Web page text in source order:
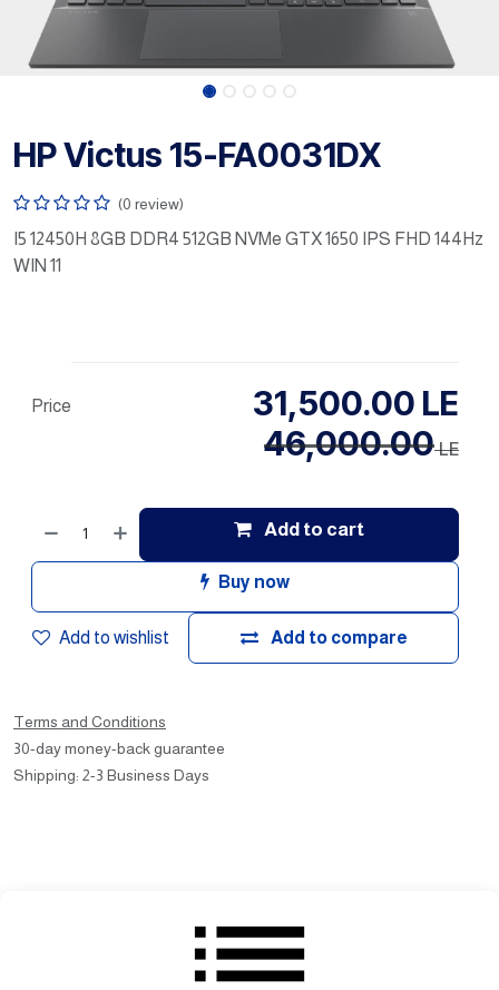
HP Victus 15-FA0031DX
(0 review)
I5 12450H 8GB DDR4 512GB NVMe GTX 1650 IPS FHD 144Hz
WIN 11
Add to cart
Buy now
Add to compare
Add to wishlist
Price 31,500.00 LE
46,000.00LE
Terms and Conditions
30-day money-back guarantee
Shipping: 2-3 Business Days